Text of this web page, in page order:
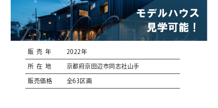
販売年 2022年
所在地 京都府京田辺市同志社山手
販売価格 全63区画